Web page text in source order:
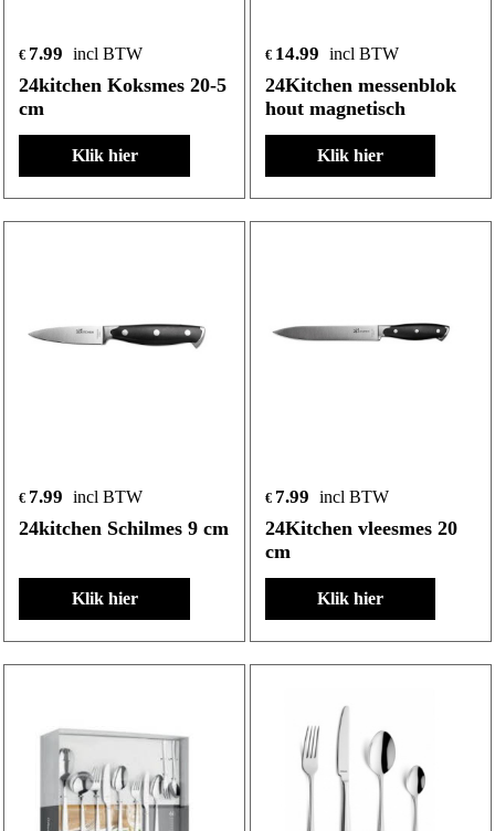
€ 7.99 incl BTW
24kitchen Koksmes 20-5
cm
Klik hier
€ 14.99 incl BTW
24Kitchen messenblok
hout magnetisch
Klik hier
€ 7.99 incl BTW
24kitchen Schilmes 9 cm
Klik hier
€ 7.99 incl BTW
24Kitchen vleesmes 20
cm
Klik hier